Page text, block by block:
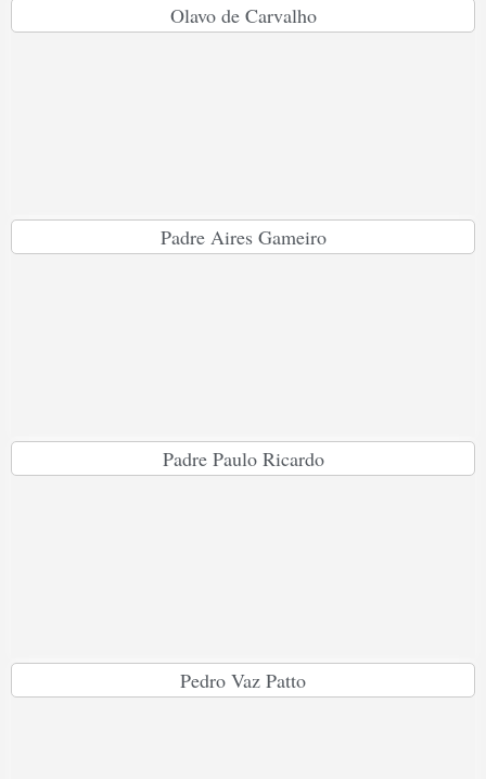
Olavo de Carvalho
Padre Aires Gameiro
Padre Paulo Ricardo
Pedro Vaz Patto